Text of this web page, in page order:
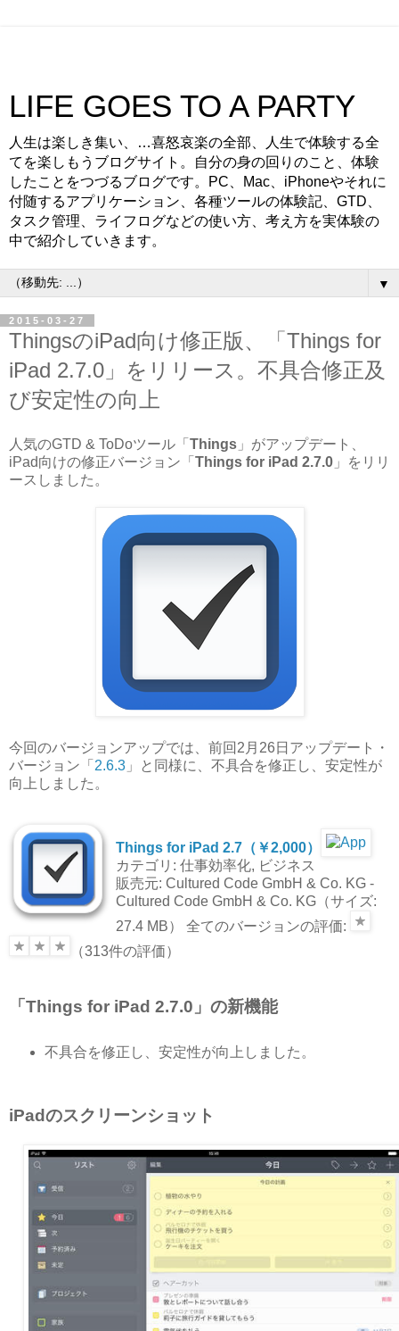
LIFE GOES TO A PARTY
人生は楽しき集い、…喜怒哀楽の全部、人生で体験する全
てを楽しもうブログサイト。自分の身の回りのこと、体験
したことをつづるブログです。PC、Mac、iPhoneやそれに
付随するアプリケーション、各種ツールの体験記、GTD、
タスク管理、ライフログなどの使い方、考え方を実体験の
中で紹介していきます。
▼
2015-03-27
ThingsのiPad向け修正版、「Things for
iPad 2.7.0」をリリース。不具合修正及
び安定性の向上
人気のGTD & ToDoツール「 Things 」がアップデート、
iPad向けの修正バージョン「 Things for iPad 2.7.0 」をリリ
ースしました。
今回のバージョンアップでは、前回2月26日アップデート・
バージョン「 2.6.3 」と同様に、不具合を修正し、安定性が
向上しました。
Things for iPad 2.7（￥2,000）
カテゴリ: 仕事効率化, ビジネス
販売元: Cultured Code GmbH & Co. KG -
Cultured Code GmbH & Co. KG（サイズ:
27.4 MB） 全てのバージョンの評価:
（313件の評価）
「Things for iPad 2.7.0」の新機能
不具合を修正し、安定性が向上しました。
iPadのスクリーンショット